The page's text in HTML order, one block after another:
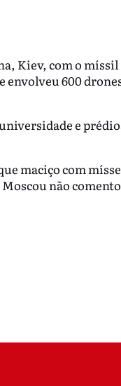
Kiev, com o
envolveu 600
e
maciço com
não